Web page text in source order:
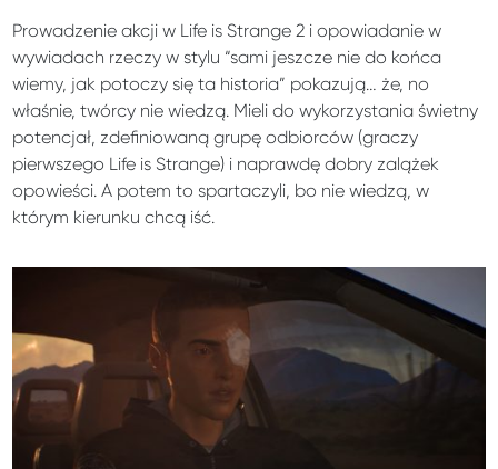
Prowadzenie akcji w Life is Strange 2 i opowiadanie w
wywiadach rzeczy w stylu “sami jeszcze nie do końca
wiemy, jak potoczy się ta historia” pokazują… że, no
właśnie, twórcy nie wiedzą. Mieli do wykorzystania świetny
potencjał, zdefiniowaną grupę odbiorców (graczy
pierwszego Life is Strange) i naprawdę dobry zalążek
opowieści. A potem to spartaczyli, bo nie wiedzą, w
którym kierunku chcą iść.